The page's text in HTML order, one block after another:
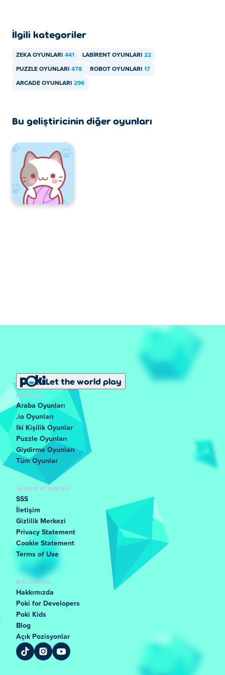
İlgili kategoriler
ZEKA OYUNLARI 441 LABIRENT OYUNLARI 22
PUZZLE OYUNLARI 478 ROBOT OYUNLARI 17
ARCADE OYUNLARI 296
Bu geliştiricinin diğer oyunları
Let the world play
POPÜLER
Araba Oyunları
.io Oyunları
Iki Kişilik Oyunlar
Puzzle Oyunları
Giydirme Oyunları
Tüm Oyunlar
YARDIM VE DESTEK
SSS
İletişim
Gizlilik Merkezi
Privacy Statement
Cookie Statement
Terms of Use
BIZI TANIYIN
Hakkımızda
Poki for Developers
Poki Kids
Blog
Açık Pozisyonlar